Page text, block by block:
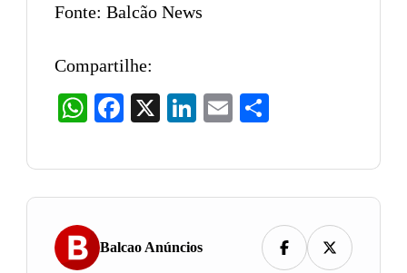
Fonte: Balcão News
Compartilhe:
WhatsAppFacebook LinkedIn
Email
Balcao Anúncios